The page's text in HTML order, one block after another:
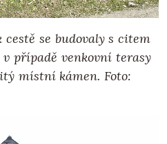
cestě se budovaly s citem
případě venkovní terasy
místní kámen. Foto: